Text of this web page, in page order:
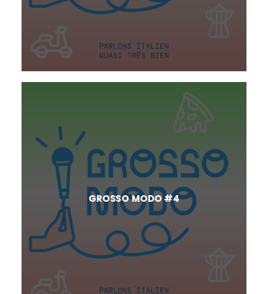
GROSSO MODO #4